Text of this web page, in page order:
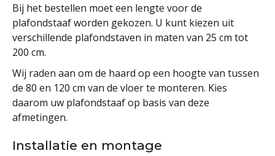
Bij het bestellen moet een lengte voor de
plafondstaaf worden gekozen. U kunt kiezen uit
verschillende plafondstaven in maten van 25 cm tot
200 cm.
Wij raden aan om de haard op een hoogte van tussen
de 80 en 120 cm van de vloer te monteren. Kies
daarom uw plafondstaaf op basis van deze
afmetingen.
Installatie en montage